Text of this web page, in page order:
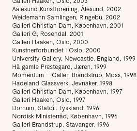
Aalesund Kunstforening, Ålesund, 2002
Weidemann Samlingen, Ringebu, 2002
Galleri Christian Dam, København, 2001
Galleri G, Rosendal, 2001
Galleri Haaken, Oslo, 2000
Kunstnerforbundet i Oslo, 2000
University Gallery, Newcastle, England, 1999
Hå gamle Prestegard, Jæren, 1999
Momentum – Galleri Brandstrup, Moss, 1998
Hadeland Glassverk, Jevnaker, 1998
Galleri Christian Dam, København, 1997
Galleri Haaken, Oslo, 1997
Dornum, Statoil. Tyskland, 1996
Nordisk Ministerråd, København, 1996
Galleri Brandstrup, Stavanger, 1996